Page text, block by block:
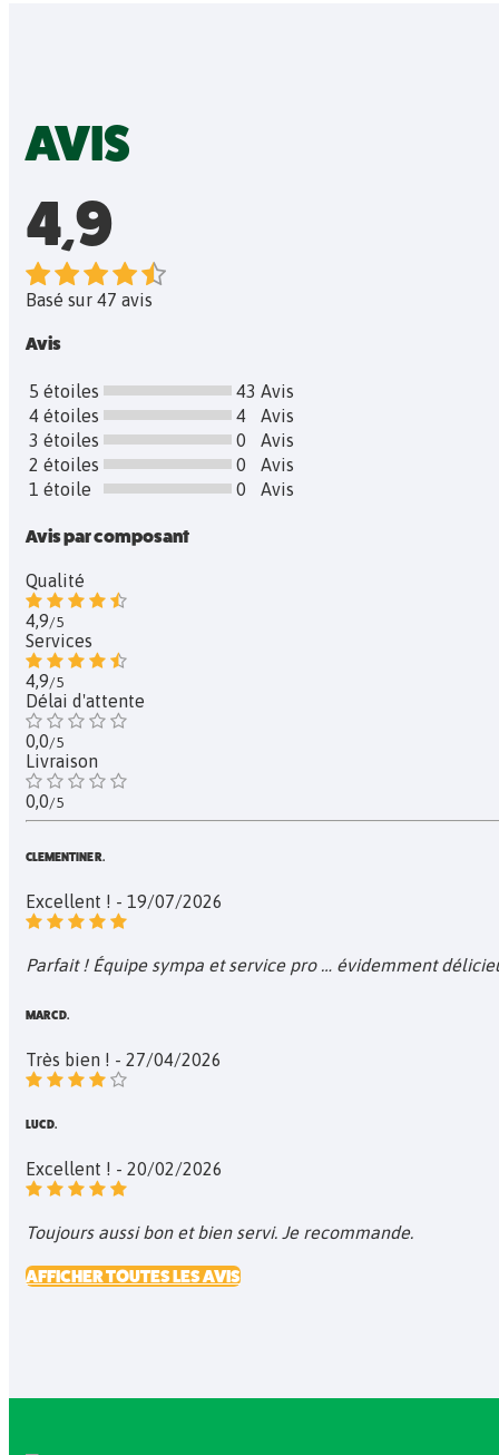
AVIS
4,9
Basé sur 47 avis
Avis
5 étoiles 43 Avis
4 étoiles
4
Avis
3 étoiles
0
Avis
2 étoiles
0
Avis
1 étoile
0 Avis
Avis par composant
Qualité
4,9/5
Services
4,9/5
Délai d'attente
0,0/5
Livraison
0,0/5
CLEMENTINE R.
Excellent ! - 19/07/2026
Parfait ! Équipe sympa et service pro … évidemment
MARC D.
Très bien ! - 27/04/2026
LUC D.
Excellent ! - 20/02/2026
Toujours aussi bon et bien servi. Je recommande.
AFFICHER TOUTES LES AVIS